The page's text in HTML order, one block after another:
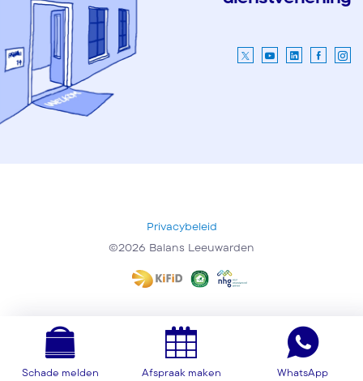
Privacybeleid
©2026 Balans Leeuwarden
Schade melden Afspraak maken WhatsApp